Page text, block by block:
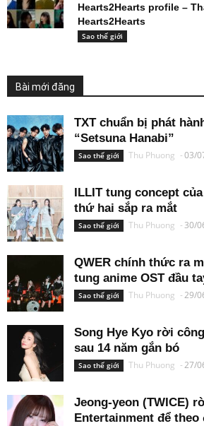
Hearts2Hearts profile –
Hearts2Hearts
Sao thế giới
Bài mới đăng
TXT chuẩn bị phát
“Setsuna Hanabi”
Sao thế giới Thu Phuong -03/
ILLIT tung concept
thứ hai sắp ra mắt
Sao thế giới Thu Phuong - 30/
QWER chính thức ra
tung anime OST đầu
Sao thế giới Thu Phuong -29/
Song Hye Kyo rời
sau 14 năm gắn bó
Sao thế giới Thu Phuong -27/
Jeong-yeon (TWICE)
Entertainment để